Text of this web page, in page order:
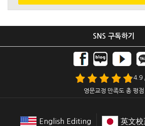
SNS 구독하기
4.9
영문교정 만족도 총 평점
English Editing 英文校